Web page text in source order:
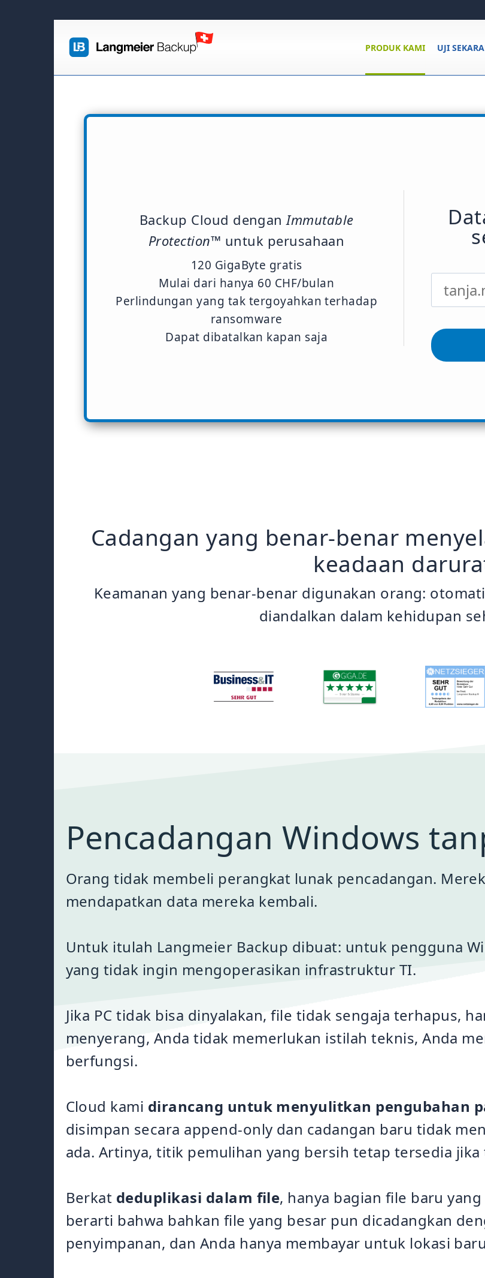
UJI
PRODUK KAMI
Backup Cloud denganImmutable
Protection™ untuk perusahaan
120 GigaByte gratis
Mulai dari hanya 60 CHF/bulan
Perlindungan yang tak tergoyahkan terhadap
ransomware
Dapat dibatalkan kapan saja
Cadangan yang benar-benar
keadaan
Keamanan yang benar-benar digunakan orang:
diandalkan dalam kehidupan
Pencadangan Windows
Orang tidak membeli perangkat lunak pencadangan.
mendapatkan data mereka kembali.
Untuk itulah Langmeier Backup dibuat: untuk pengguna
yang tidak ingin mengoperasikan infrastruktur TI.
Jika PC tidak bisa dinyalakan, file tidak sengaja terhapus,
menyerang, Anda tidak memerlukan istilah teknis, Anda
berfungsi.
Cloud kami dirancang untuk menyulitkan pengubahan
disimpan secara append-only dan cadangan baru tidak
ada. Artinya, titik pemulihan yang bersih tetap tersedia
Berkat deduplikasi dalam file, hanya bagian file baru
berarti bahwa bahkan file yang besar pun dicadangkan
penyimpanan, dan Anda hanya membayar untuk lokasi